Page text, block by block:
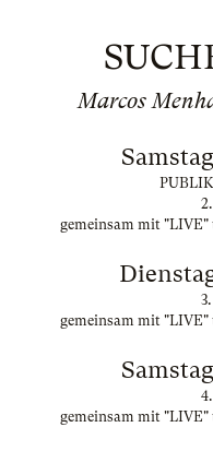
Marcos
gemeinsam mit "LIVE"
gemeinsam mit "LIVE"
gemeinsam mit "LIVE"